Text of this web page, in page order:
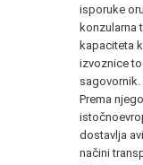
isporuke
konzularna
kapaciteta
izvoznice
sagovornik.
Prema
dostavlja
načini